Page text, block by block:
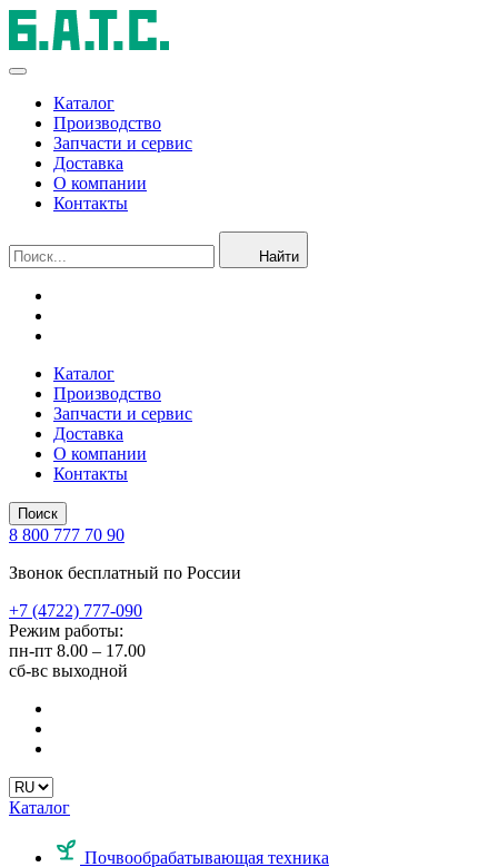
Каталог
Производство
Запчасти и сервис
Доставка
О компании
Контакты
Найти
Каталог
Производство
Запчасти и сервис
Доставка
О компании
Контакты
Поиск
8 800 777 70 90
Звонок бесплатный по России
+7 (4722) 777-090
Режим работы:
пн-пт 8.00 – 17.00
сб-вс выходной
Каталог
Почвообрабатывающая техника